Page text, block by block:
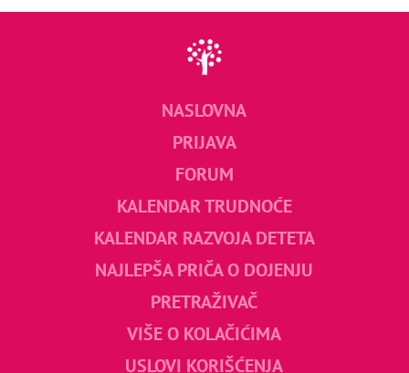
NASLOVNA
PRIJAVA
FORUM
KALENDAR TRUDNOĆE
KALENDAR RAZVOJA DETETA
NAJLEPŠA PRIČA O DOJENJU
PRETRAŽIVAČ
VIŠE O KOLAČIĆIMA
USLOVI KORIŠĆENJA